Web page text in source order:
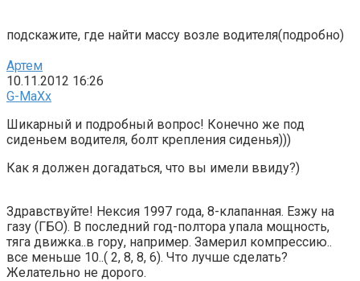
подскажите, где найти массу возле водителя(подробно)
Артем
10.11.2012 16:26
G-MaXx
Шикарный и подробный вопрос! Конечно же под
сиденьем водителя, болт крепления сиденья)))
Как я должен догадаться, что вы имели ввиду?)
Здравствуйте! Нексия 1997 года, 8-клапанная. Езжу на
газу (ГБО). В последний год-полтора упала мощность,
тяга движка..в гору, например. Замерил компрессию..
все меньше 10..( 2, 8, 8, 6). Что лучше сделать?
Желательно не дорого.